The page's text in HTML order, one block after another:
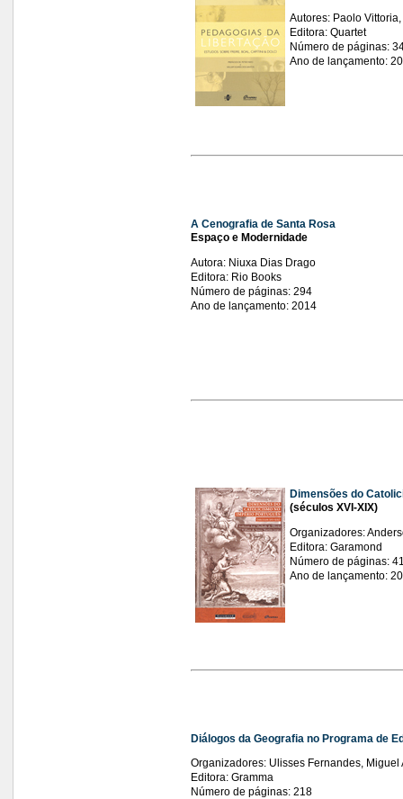
Autores: Paolo
Editora: Quartet
Número de páginas:
Ano de lançamento:
A Cenografia de Santa Rosa
Espaço e Modernidade
Autora: Niuxa Dias Drago
Editora: Rio Books
Número de páginas: 294
Ano de lançamento: 2014
Dimensões do
(séculos XVI-XIX)
Organizadores:
Editora: Garamond
Número de páginas:
Ano de lançamento:
Diálogos da Geografia no Programa de E
Organizadores: Ulisses Fernandes, Miguel
Editora: Gramma
Número de páginas: 218